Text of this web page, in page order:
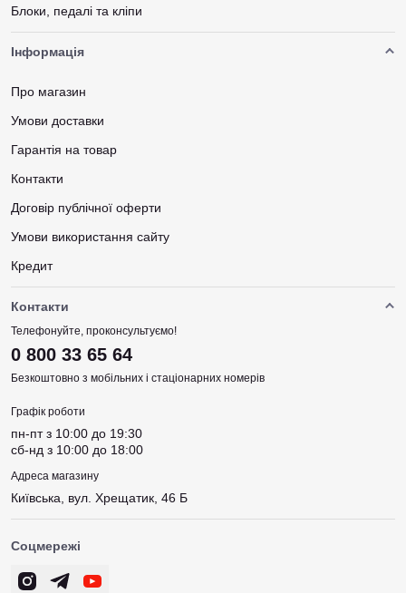
Блоки, педалі та кліпи
Інформація
Про магазин
Умови доставки
Гарантія на товар
Контакти
Договір публічної оферти
Умови використання сайту
Кредит
Контакти
Телефонуйте, проконсультуємо!
0 800 33 65 64
Безкоштовно з мобільних і стаціонарних номерів
Графік роботи
пн-пт з 10:00 до 19:30
сб-нд з 10:00 до 18:00
Адреса магазину
Київська, вул. Хрещатик, 46 Б
Соцмережі